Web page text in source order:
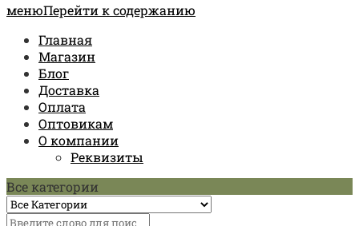
менюПерейти к содержанию
Главная
Магазин
Блог
Доставка
Оплата
Оптовикам
О компании
Реквизиты
Все категории